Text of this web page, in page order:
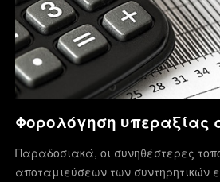
Φορολόγηση υπεραξίας
Παραδοσιακά, οι συνηθέστερες
αποταμιεύσεων των συντηρητικών